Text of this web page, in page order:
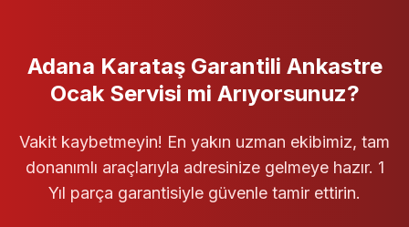
Adana KarataşGarantili Ankastre
Ocak Servisi mi Arıyorsunuz?
Vakit kaybetmeyin! En yakın uzman ekibimiz, tam
donanımlı araçlarıyla adresinize gelmeye hazır. 1
Yıl parça garantisiyle güvenle tamir ettirin.